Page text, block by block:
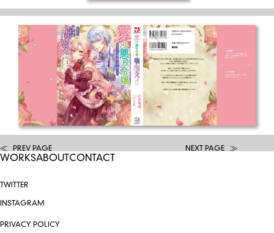
PREV PAGE NEXT PAGE
WORKSABOUT CONTACT
TWITTER
INSTAGRAM
PRIVACY POLICY